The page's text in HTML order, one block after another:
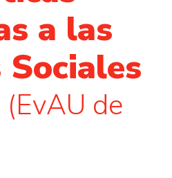
a las
Sociales
de